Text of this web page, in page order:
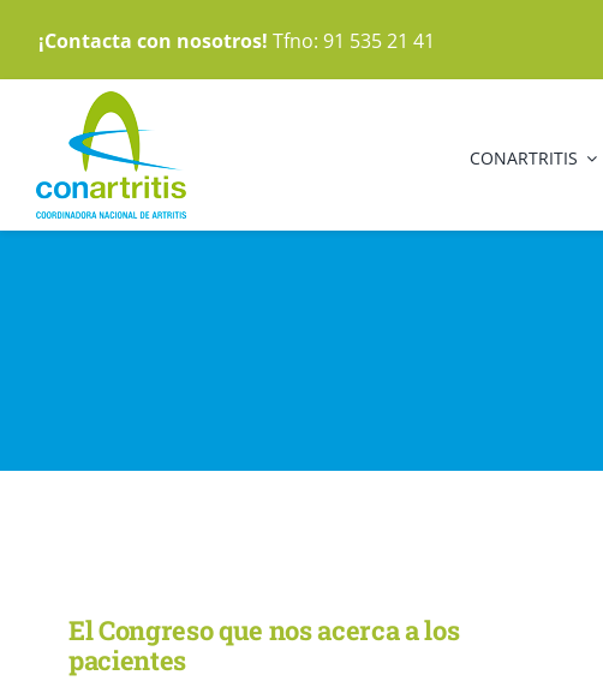
contenido
¡Contacta con nosotros! Tfno: 91 535 21 41
CONARTRITIS
El Congreso que nos acerca a los
pacientes